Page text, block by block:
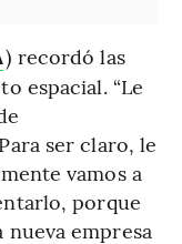
) recordó las
espacial. “Le
ser claro, le
vamos a
porque
empresa